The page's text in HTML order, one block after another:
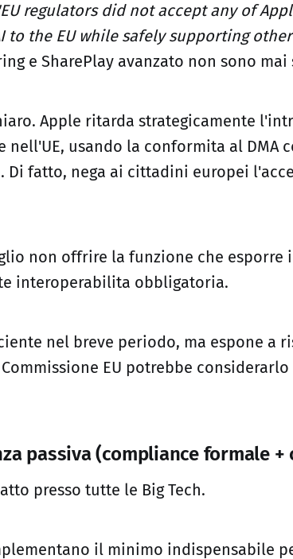
regulators did not accept any of
to the EU while safely supporting
e SharePlay avanzato non sono
Apple ritarda strategicamente
nell'UE, usando la conformita al DMA
Di fatto, nega ai cittadini europei
non offrire la funzione che esporre
interoperabilita obbligatoria.
nel breve periodo, ma espone a
EU potrebbe
passiva (compliance formale
presso tutte le Big Tech.
il minimo indispensabile